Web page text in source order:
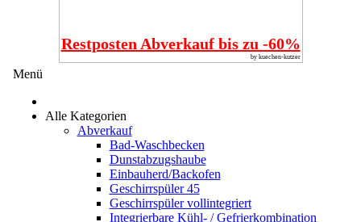
Restposten Abverkauf bis zu -60%
by kuechen-kutzer
Menü
Alle Kategorien
Abverkauf
Bad-Waschbecken
Dunstabzugshaube
Einbauherd/Backofen
Geschirrspüler 45
Geschirrspüler vollintegriert
Integrierbare Kühl- / Gefrierkombination